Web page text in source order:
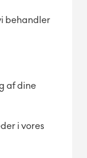
behandler
af dine
i vores